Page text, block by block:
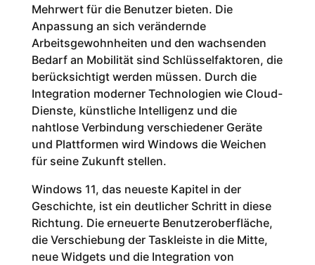
Mehrwert für die Benutzer bieten. Die
Anpassung an sich verändernde
Arbeitsgewohnheiten und den wachsenden
Bedarf an Mobilität sind Schlüsselfaktoren, die
berücksichtigt werden müssen. Durch die
Integration moderner Technologien wie Cloud-
Dienste, künstliche Intelligenz und die
nahtlose Verbindung verschiedener Geräte
und Plattformen wird Windows die Weichen
für seine Zukunft stellen.
Windows 11, das neueste Kapitel in der
Geschichte, ist ein deutlicher Schritt in diese
Richtung. Die erneuerte Benutzeroberfläche,
die Verschiebung der Taskleiste in die Mitte,
neue Widgets und die Integration von